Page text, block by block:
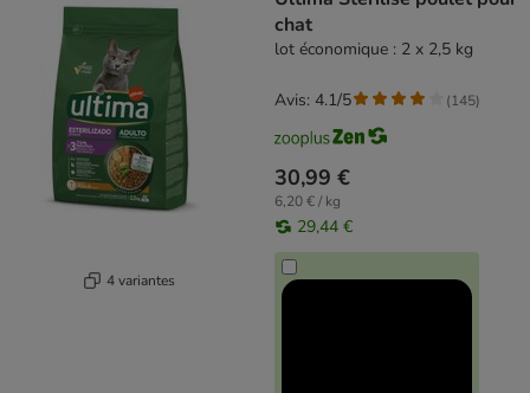
4 variantes
chat
lot économique : 2 x 2,5 kg
30,99 €
6,20 € / kg
29,44 €
Avis: 4.1/5 (145)